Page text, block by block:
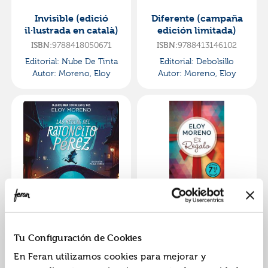
Tu Configuración de Cookies
En Feran utilizamos cookies para mejorar y
Invisible (edició
il·lustrada en català)
ISBN:9788418050671
Editorial: Nube De Tinta
Autor: Moreno, Eloy
Diferente (campaña
edición limitada)
ISBN:9788413146102
Editorial: Debolsillo
Autor: Moreno, Eloy
entre dos)
ISBN: 9788418050473
Autor: Moreno, Eloy
El regalo (edición
Autor:Moreno, Eloy